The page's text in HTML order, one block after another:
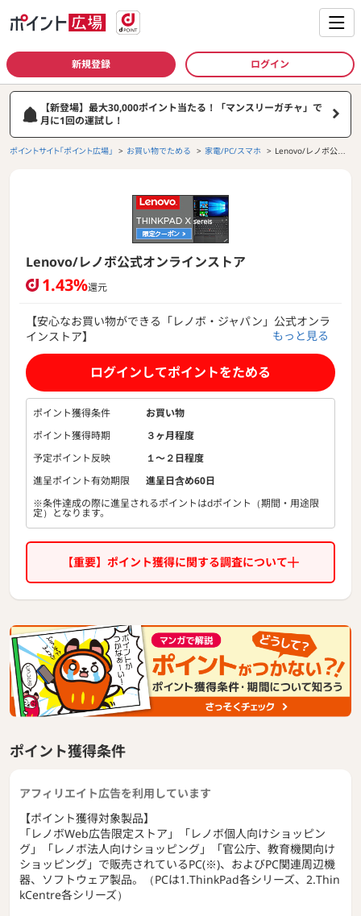
新規登録 ログイン
【新登場】最大30,000ポイント当たる！「マンスリーガチャ」で
月に1回の運試し！
ポイントサイト「ポイント広場」 お買い物でためる 家電/PC/スマホ
Lenovo/レノボ公式
Lenovo/レノボ公式オンラインストア
1.43%還元
【安心なお買い物ができる「レノボ・ジャパン」公式オンラ
インストア】
ThinkPad、IdeaPad、ThinkCentreおよび周辺機器の最新モ
デルをはじめ、人気モデルのキャンペーンも実施中。アフィ
リエイト広告限定クーポンも！
もっと見る
ログインしてポイントをためる
ポイント獲得条件
お買い物
ポイント獲得時期
３ヶ月程度
予定ポイント反映
１〜２日程度
進呈ポイント有効期限
進呈日含め60日
※条件達成の際に進呈されるポイントはdポイント（期間・用途限
定）となります。
【重要】ポイント獲得に関する調査について
ポイント獲得条件
アフィリエイト広告を利用しています
【ポイント獲得対象製品】
「レノボWeb広告限定ストア」「レノボ個人向けショッピン
グ」「レノボ法人向けショッピング」「官公庁、教育機関向け
ショッピング」で販売されているPC(※)、およびPC関連周辺機
器、ソフトウェア製品。（PCは1.ThinkPad各シリーズ、2.Thin
kCentre各シリーズ）